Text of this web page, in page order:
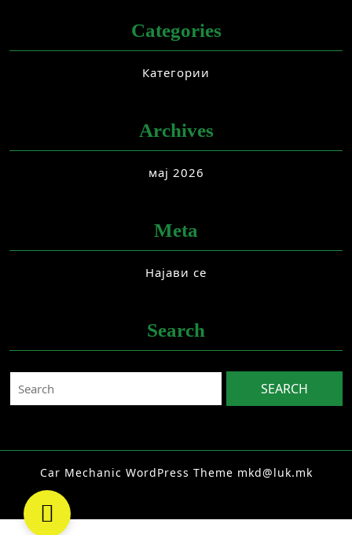
Categories
Категории
Archives
мај 2026
Meta
Најави се
Search
for:
Car Mechanic WordPress Theme mkd@luk.mk